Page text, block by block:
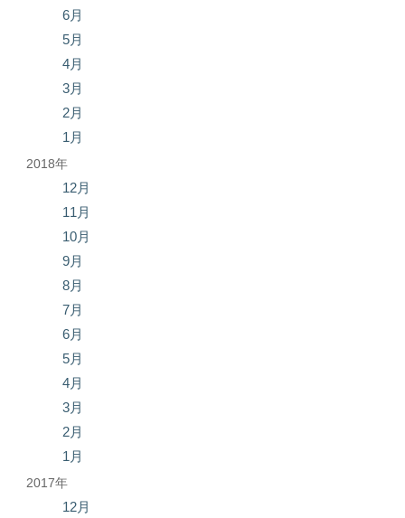
6月
5月
4月
3月
2月
1月
2018年
12月
11月
10月
9月
8月
7月
6月
5月
4月
3月
2月
1月
2017年
12月